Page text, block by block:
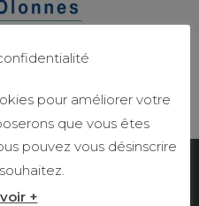
réalisations
pour améliorer votre
que vous êtes
pouvez vous désinscrire
+